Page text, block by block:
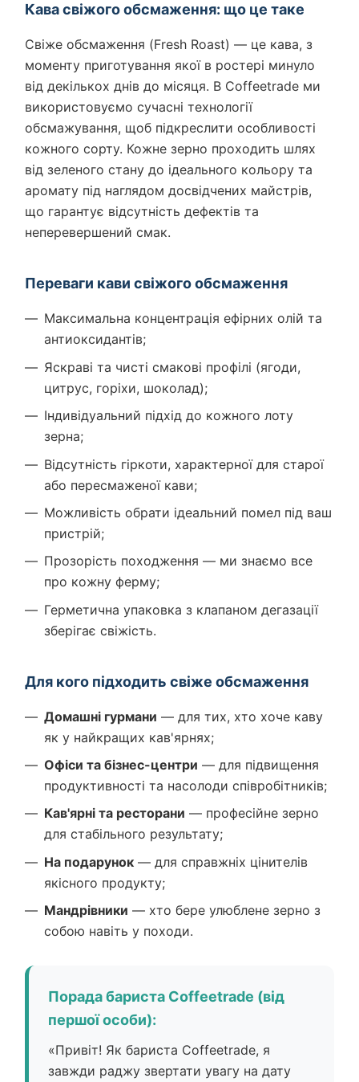
Кава свіжого обсмаження: що це таке
Свіже обсмаження (Fresh Roast) — це кава, з
моменту приготування якої в ростері минуло
від декількох днів до місяця. В Coffeetrade ми
використовуємо сучасні технології
обсмажування, щоб підкреслити особливості
кожного сорту. Кожне зерно проходить шлях
від зеленого стану до ідеального кольору та
аромату під наглядом досвідчених майстрів,
що гарантує відсутність дефектів та
неперевершений смак.
Переваги кави свіжого обсмаження
Максимальна концентрація ефірних олій та
антиоксидантів;
Яскраві та чисті смакові профілі (ягоди,
цитрус, горіхи, шоколад);
Індивідуальний підхід до кожного лоту
зерна;
Відсутність гіркоти, характерної для старої
або пересмаженої кави;
Можливість обрати ідеальний помел під ваш
пристрій;
Прозорість походження — ми знаємо все
про кожну ферму;
Герметична упаковка з клапаном дегазації
зберігає свіжість.
Для кого підходить свіже обсмаження
Домашні гурмани — для тих, хто хоче каву
як у найкращих кав'ярнях;
Офіси та бізнес-центри — для підвищення
продуктивності та насолоди співробітників;
Кав'ярні та ресторани — професійне зерно
для стабільного результату;
На подарунок — для справжніх цінителів
якісного продукту;
Мандрівники — хто бере улюблене зерно з
собою навіть у походи.
Порада бариста Coffeetrade (від
першої особи):
«Привіт! Як бариста Coffeetrade, я
завжди раджу звертати увагу на дату